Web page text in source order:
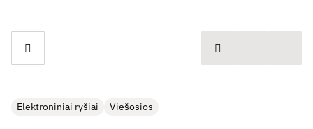
spausdinti
Elektroniniai ryšiai Viešosios